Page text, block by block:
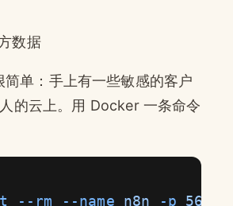
数据
单：手上有一些敏感的客户
的云上。用 Docker 一条命令
--rm --name n8n -p